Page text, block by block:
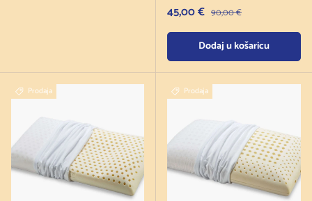
Cijena na sniženju
45,00 € Redovna cijena
90,00 €
Dodaj u košaricu
Prodaja Prodaja